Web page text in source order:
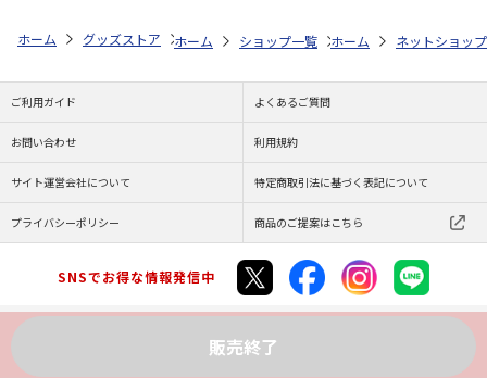
販売終了
ホーム グッズストア ハニーベアシリーズ ハニーベアシリーズ
ホーム ショップ一覧 ENGAWA ハニーベ
ホーム ネットショップ
ご利用ガイド よくあるご質問
お問い合わせ 利用規約
サイト運営会社について 特定商取引法に基づく表記について
プライバシーポリシー 商品のご提案はこちら
SNSでお得な情報発信中